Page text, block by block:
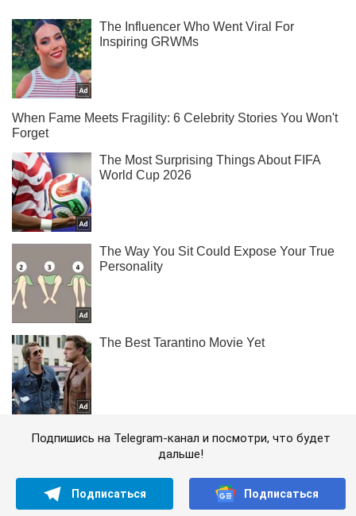
Подпишись на Telegram-канал и посмотри, что будет
дальше!
Подписаться Подписаться